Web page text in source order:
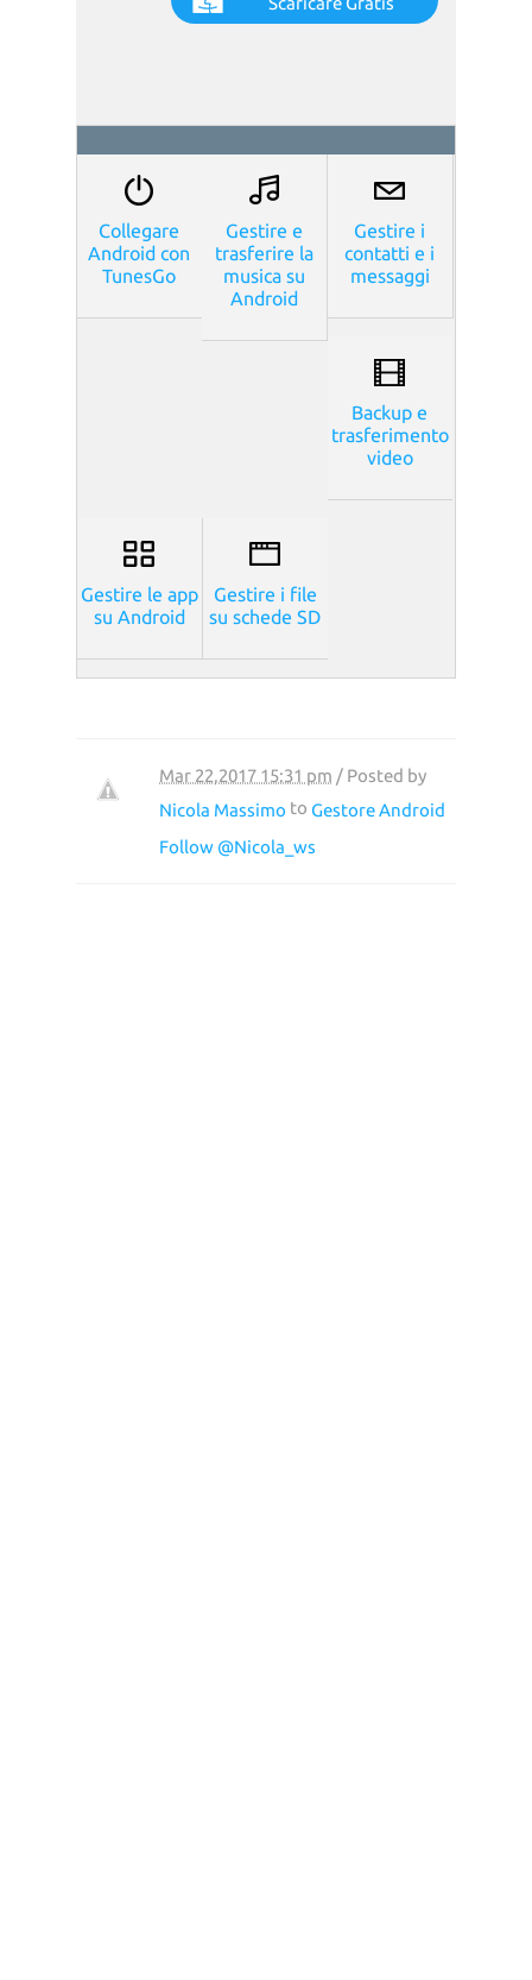
Collegare
Android con
TunesGo
Gestire e
trasferire la
musica su
Android
Gestire i
contatti e i
messaggi
Backup e
trasferimento
video
Gestire le app
su Android
Gestire i file
su schede SD
Mar 22,2017 15:31 pm / Posted by
Nicola Massimo to Gestore Android
Follow @Nicola_ws